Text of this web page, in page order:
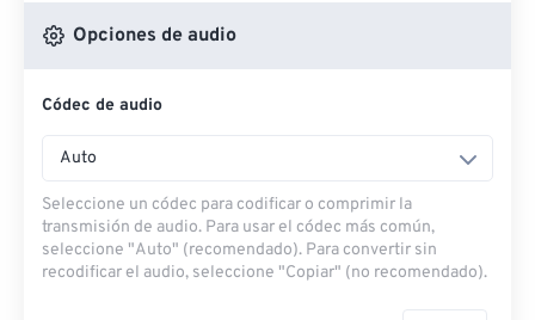
Opciones de audio
Códec de audio
Auto
Seleccione un códec para codificar o comprimir la
transmisión de audio. Para usar el códec más común,
seleccione "Auto" (recomendado). Para convertir sin
recodificar el audio, seleccione "Copiar" (no recomendado).